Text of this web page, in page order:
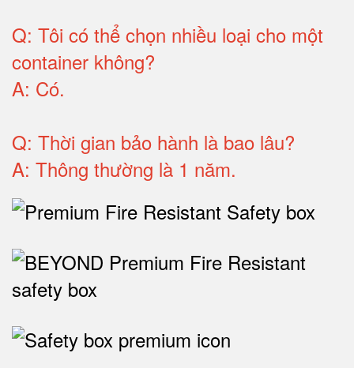
Q: Tôi có thể chọn nhiều loại cho một
container không?
A: Có.
Q: Thời gian bảo hành là bao lâu?
A: Thông thường là 1 năm.